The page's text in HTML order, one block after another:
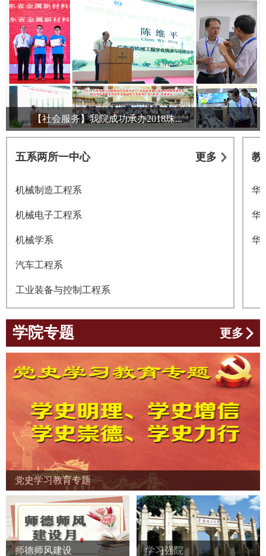
【社会服务】我院成功承办2018珠...
五系两所一中心 更多
机械制造工程系
机械电子工程系
机械学系
汽车工程系
工业装备与控制工程系
教
华
华
华
学院专题 更多
党史学习教育专题
师德师风建设 学习强院